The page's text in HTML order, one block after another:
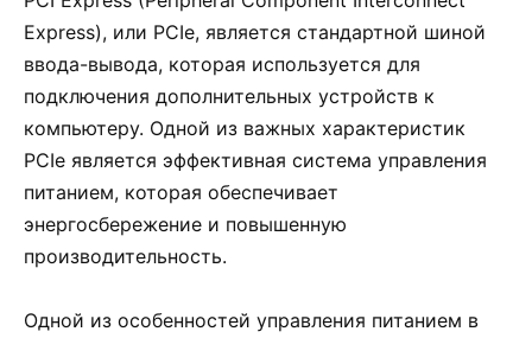
Express), или PCIe, является стандартной шиной
ввода-вывода, которая используется для
подключения дополнительных устройств к
компьютеру. Одной из важных характеристик
PCIe является эффективная система управления
питанием, которая обеспечивает
энергосбережение и повышенную
производительность.
Одной из особенностей управления питанием в